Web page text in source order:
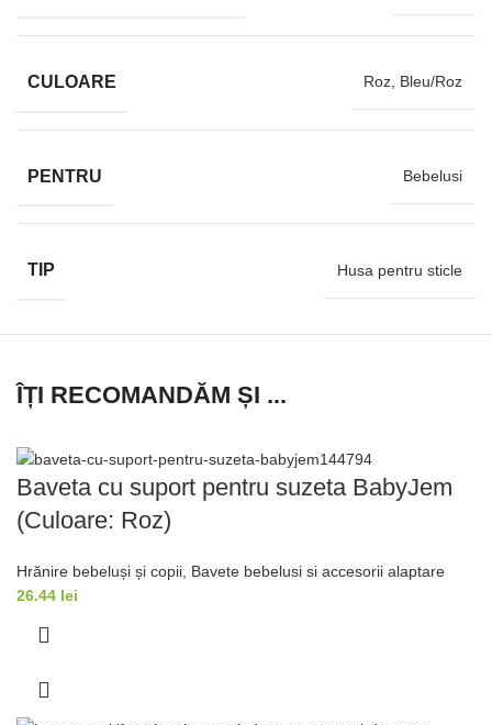
CULOARE Roz, Bleu/Roz
PENTRU Bebelusi
TIP Husa pentru sticle
ÎȚI RECOMANDĂM ȘI ...
Baveta cu suport pentru suzeta BabyJem
(Culoare: Roz)
Hrănire bebeluși și copii Bavete bebelusi si accesorii alaptare
26.44 lei